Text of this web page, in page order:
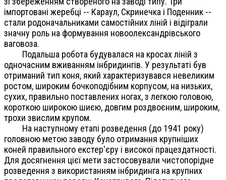
імпортовані жеребці -- Караул, Скринечка і Поденник --
стали родоначальниками самостійних ліній і відіграли
значну роль на формування новоолександрівського
ваговоза.
Подальша робота будувалася на кросах ліній з
одночасним вживанням інбридингів. У результаті був
отриманий тип коня, який характеризувався невеликим
ростом, широким бочкоподібним корпусом, на низьких,
сухих, правильно поставлених ногах, з легкою головою,
короткою широкою шиєю, довгим роздвоєним, широким,
трохи звислим крупом.
На наступному етапі розведення (до 1941 року)
головною метою заводу було отримання крупніших
коней правильного екстер'єру і високої працездатності.
Для досягнення цієї мети застосовували чистопорідне
розведення з використанням інбридинга на крупних